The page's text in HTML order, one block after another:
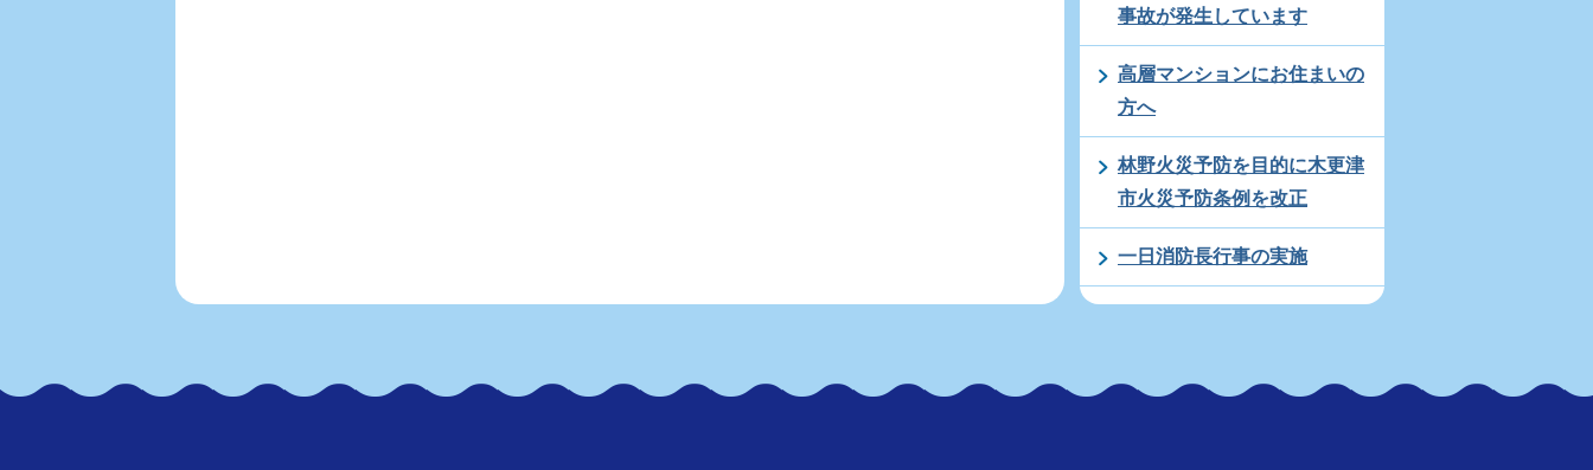
事故が発生しています
高層マンションにお住まいの
方へ
林野火災予防を目的に木更津
市火災予防条例を改正
一日消防長行事の実施